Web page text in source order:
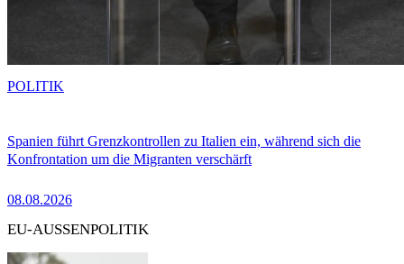
Spanien führt Grenzkontrollen zu Italien ein, während sich die
Konfrontation um die Migranten verschärft
08.08.2026
POLITIK
EU-AUSSENPOLITIK